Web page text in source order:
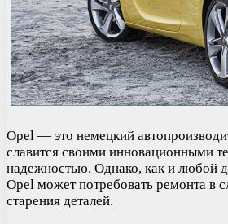
Opel — это немецкий
славится своими инновационными
надежностью. Однако, как и любой
Opel может потребовать ремонта в
старения деталей.